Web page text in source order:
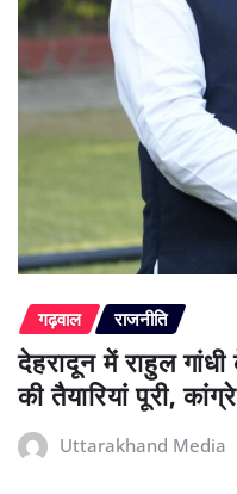
गढ़वाल राजनीति
देहरादून में राहुल
की तैयारियां पूरी,
Uttarakhand Media